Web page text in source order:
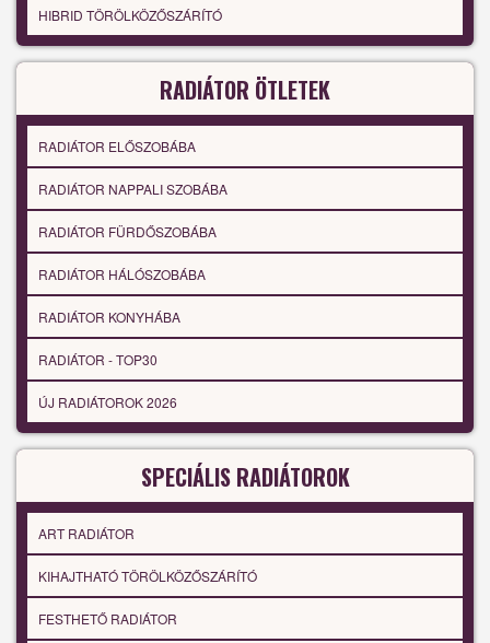
HIBRID TÖRÖLKÖZŐSZÁRÍTÓ
RADIÁTOR ÖTLETEK
RADIÁTOR ELŐSZOBÁBA
RADIÁTOR NAPPALI SZOBÁBA
RADIÁTOR FÜRDŐSZOBÁBA
RADIÁTOR HÁLÓSZOBÁBA
RADIÁTOR KONYHÁBA
RADIÁTOR - TOP30
ÚJ RADIÁTOROK 2026
SPECIÁLIS RADIÁTOROK
ART RADIÁTOR
KIHAJTHATÓ TÖRÖLKÖZŐSZÁRÍTÓ
FESTHETŐ RADIÁTOR